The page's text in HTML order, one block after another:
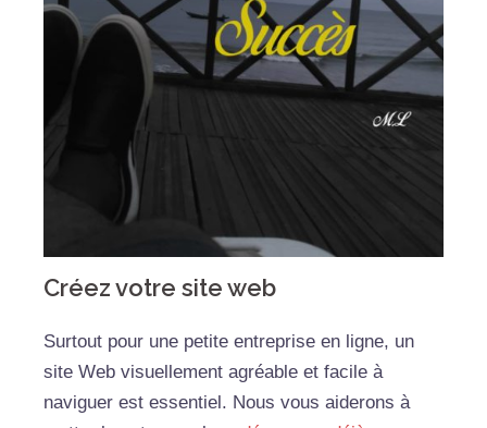
Créez votre site web
Surtout pour une petite entreprise en ligne, un
site Web visuellement agréable et facile à
naviguer est essentiel. Nous vous aiderons à